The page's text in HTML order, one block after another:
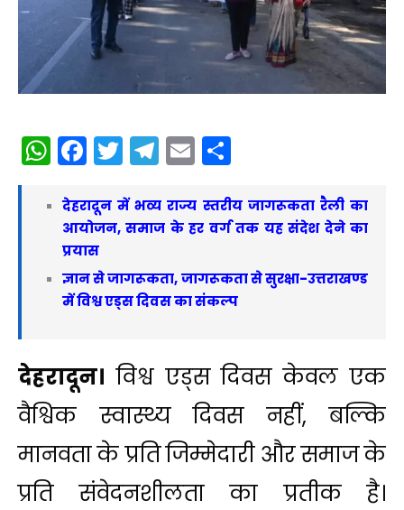
WhatsApp
Facebook
Twitter
Telegram
Email
देहरादून में भव्य राज्य स्तरीय जागरूकता रैली का
आयोजन, समाज के हर वर्ग तक यह संदेश देने का
प्रयास
ज्ञान से जागरूकता, जागरूकता से सुरक्षा-उत्तराखण्ड
में विश्व एड्स दिवस का संकल्प
देहरादून। विश्व एड्स दिवस केवल एक
वैश्विक स्वास्थ्य दिवस नहीं, बल्कि
मानवता के प्रति जिम्मेदारी और समाज के
प्रति संवेदनशीलता का प्रतीक है।